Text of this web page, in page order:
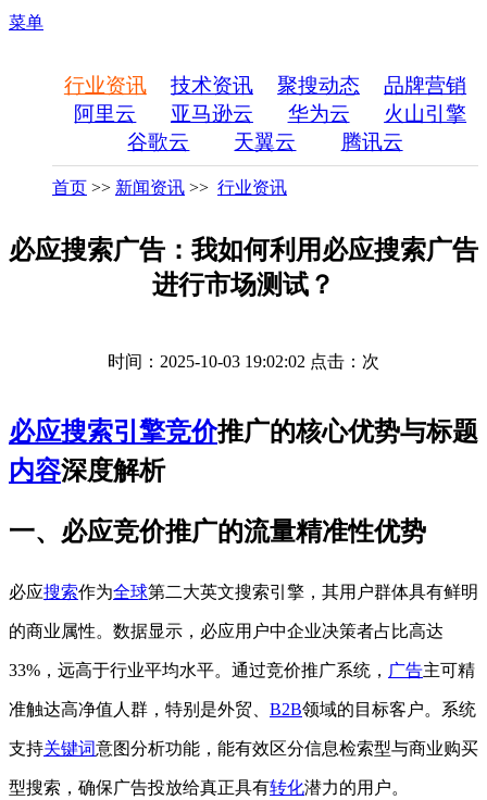
菜单
行业资讯 技术资讯 聚搜动态
品牌营销
阿里云
亚马逊云 华为云
火山引擎
谷歌云
天翼云 腾讯云
首页 >> 新闻资讯 >> 行业资讯
必应搜索广告：我如何利用必应搜索广告
进行市场测试？
时间：2025-10-03 19:02:02 点击： 次
必应搜索引擎竞价推广的核心优势与标题
内容深度解析
一、必应竞价推广的流量精准性优势
必应搜索作为全球第二大英文搜索引擎，其用户群体具有鲜明
的商业属性。数据显示，必应用户中企业决策者占比高达
33%，远高于行业平均水平。通过竞价推广系统， 广告主可精
准触达高净值人群，特别是外贸、 B2B领域的目标客户。系统
支持关键词意图分析功能，能有效区分信息检索型与商业购买
型搜索，确保广告投放给真正具有转化潜力的用户。